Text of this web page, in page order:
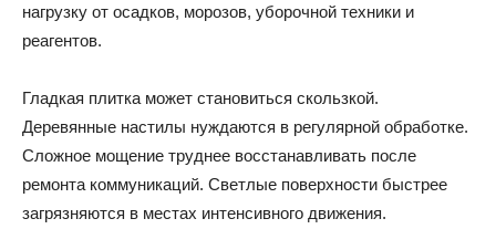
нагрузку от осадков, морозов, уборочной техники и
реагентов.
Гладкая плитка может становиться скользкой.
Деревянные настилы нуждаются в регулярной обработке.
Сложное мощение труднее восстанавливать после
ремонта коммуникаций. Светлые поверхности быстрее
загрязняются в местах интенсивного движения.